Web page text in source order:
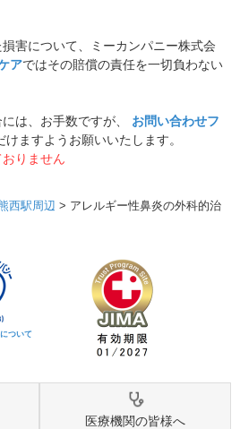
害について、ミーカンパニー株式会
アではその賠償の責任を一切負わない
は、お手数ですが、 お問い合わせフ
ますようお願いいたします。
りません
西駅周辺 > アレルギー性鼻炎の外科的治
ついて
医療機関の皆様へ